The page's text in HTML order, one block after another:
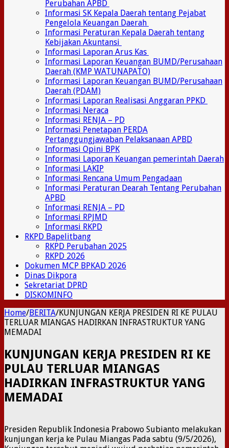
Perubahan APBD
Informasi SK Kepala Daerah tentang Pejabat
Pengelola Keuangan Daerah
Informasi Peraturan Kepala Daerah tentang
Kebijakan Akuntansi
Informasi Laporan Arus Kas
Informasi Laporan Keuangan BUMD/Perusahaan
Daerah (KMP WATUNAPATO)
Informasi Laporan Keuangan BUMD/Perusahaan
Daerah (PDAM)
Informasi Laporan Realisasi Anggaran PPKD
Informasi Neraca
Informasi RENJA – PD
Informasi Penetapan PERDA
Pertanggungjawaban Pelaksanaan APBD
Informasi Opini BPK
Informasi Laporan Keuangan pemerintah Daerah
Informasi LAKIP
Informasi Rencana Umum Pengadaan
Informasi Peraturan Dearah Tentang Perubahan
APBD
Informasi RENJA – PD
Informasi RPJMD
Informasi RKPD
RKPD Bapelitbang
RKPD Perubahan 2025
RKPD 2026
Dokumen MCP BPKAD 2026
Dinas Dikpora
Sekretariat DPRD
DISKOMINFO
Home/BERITA/KUNJUNGAN KERJA PRESIDEN RI KE PULAU
TERLUAR MIANGAS HADIRKAN INFRASTRUKTUR YANG
MEMADAI
KUNJUNGAN KERJA PRESIDEN RI KE
PULAU TERLUAR MIANGAS
HADIRKAN INFRASTRUKTUR YANG
MEMADAI
Presiden Republik Indonesia Prabowo Subianto melakukan
kunjungan kerja ke Pulau Miangas Pada sabtu (9/5/2026),